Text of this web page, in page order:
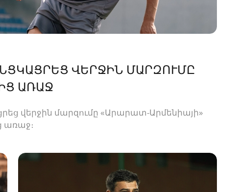
ՎԵՐՋԻՆ ՄԱՐԶՈՒՄԸ
ԱՌԱՋ
վերջին մարզումը «Արարատ-Արմենիայի»
առաջ։